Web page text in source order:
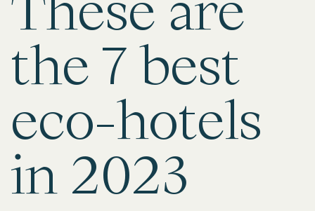
the 7 best
eco-hotels
in 2023